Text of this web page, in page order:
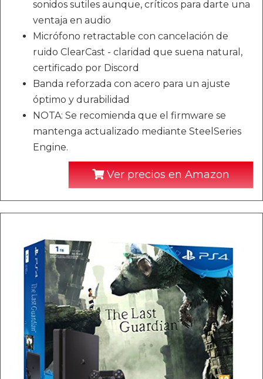
sonidos sutiles aunque, críticos para darte una
ventaja en audio
Micrófono retractable con cancelación de
ruido ClearCast - claridad que suena natural,
certificado por Discord
Banda reforzada con acero para un ajuste
óptimo y durabilidad
NOTA: Se recomienda que el firmware se
mantenga actualizado mediante SteelSeries
Engine.
Ver precios en Amazon